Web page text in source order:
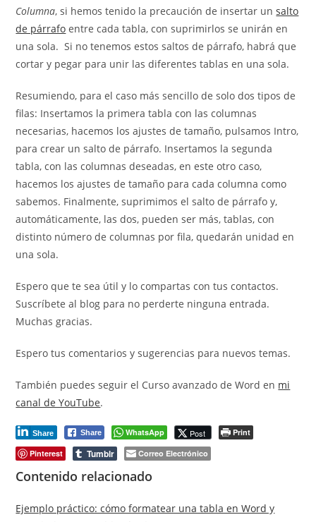
Columna, si hemos tenido la precaución de insertar unsalto
de párrafo entre cada tabla, con suprimirlos se unirán en
una sola. Si no tenemos estos saltos de párrafo, habrá que
cortar y pegar para unir las diferentes tablas en una sola.
Resumiendo, para el caso más sencillo de solo dos tipos de
filas: Insertamos la primera tabla con las columnas
necesarias, hacemos los ajustes de tamaño, pulsamos Intro,
para crear un salto de párrafo. Insertamos la segunda
tabla, con las columnas deseadas, en este otro caso,
hacemos los ajustes de tamaño para cada columna como
sabemos. Finalmente, suprimimos el salto de párrafo y,
automáticamente, las dos, pueden ser más, tablas, con
distinto número de columnas por fila, quedarán unidad en
una sola.
Espero que te sea útil y lo compartas con tus contactos.
Suscríbete al blog para no perderte ninguna entrada.
Muchas gracias.
Espero tus comentarios y sugerencias para nuevos temas.
También puedes seguir el Curso avanzado de Word en mi
canal de YouTube.
Share Share WhatsApp Post
Print
Pinterest
Tumblr Correo Electrónico
Contenido relacionado
Ejemplo práctico: cómo formatear una tabla en Word y